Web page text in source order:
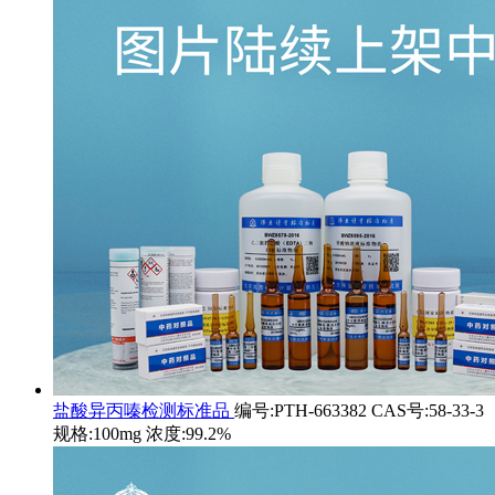
盐酸异丙嗪检测标准品 编号:PTH-663382 CAS号:58-33-3
规格:100mg 浓度:99.2%